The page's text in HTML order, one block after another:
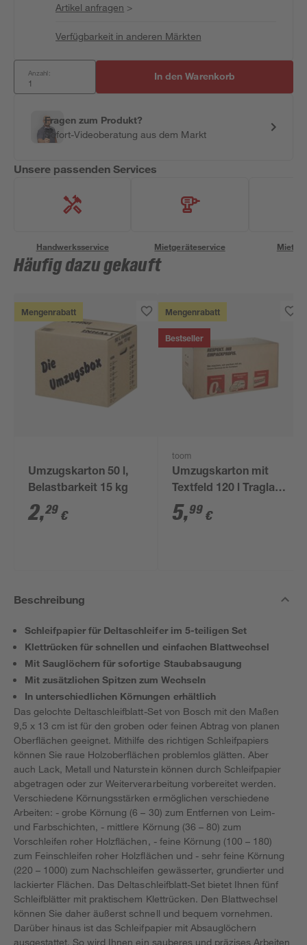
Artikel anfragen >
Verfügbarkeit in anderen Märkten
Anzahl: In den Warenkorb
Fragen zum Produkt?
Sofort-Videoberatung aus dem Markt
Unsere passenden Services
Handwerksservice Mietgeräteservice
Häufig dazu gekauft
Mengenrabatt
Umzugskarton 50 l,
Belastbarkeit 15 kg
2,29 €
Mengenrabatt
Bestseller
toom
Umzugskarton mit
Textfeld 120 l Traglast
50 kg
5,99 €
Beschreibung
Schleifpapier für Deltaschleifer im 5-teiligen Set
Klettrücken für schnellen und einfachen Blattwechsel
Mit Sauglöchern für sofortige Staubabsaugung
Mit zusätzlichen Spitzen zum Wechseln
In unterschiedlichen Körnungen erhältlich
Das gelochte Deltaschleifblatt-Set von Bosch mit den Maßen
9,5 x 13 cm ist für den groben oder feinen Abtrag von planen
Oberflächen geeignet. Mithilfe des richtigen Schleifpapiers
können Sie raue Holzoberflächen problemlos glätten. Aber
auch Lack, Metall und Naturstein können durch Schleifpapier
abgetragen oder zur Weiterverarbeitung vorbereitet werden.
Verschiedene Körnungsstärken ermöglichen verschiedene
Arbeiten: - grobe Körnung (6 – 30) zum Entfernen von Leim-
und Farbschichten, - mittlere Körnung (36 – 80) zum
Vorschleifen roher Holzflächen, - feine Körnung (100 – 180)
zum Feinschleifen roher Holzflächen und - sehr feine Körnung
(220 – 1000) zum Nachschleifen gewässerter, grundierter und
lackierter Flächen. Das Deltaschleifblatt-Set bietet Ihnen fünf
Schleifblätter mit praktischem Klettrücken. Den Blattwechsel
können Sie daher äußerst schnell und bequem vornehmen.
Darüber hinaus ist das Schleifpapier mit Absauglöchern
ausgestattet. So wird Ihnen ein sauberes und präzises Arbeiten